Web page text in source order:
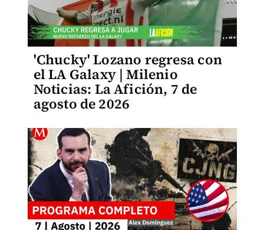
'Chucky' Lozano regresa con
el LA Galaxy | Milenio
Noticias: La Afición, 7 de
agosto de 2026